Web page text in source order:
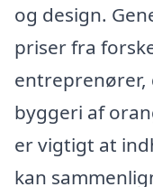
og design.
priser fra
entreprenører,
byggeri af
er vigtigt at
kan